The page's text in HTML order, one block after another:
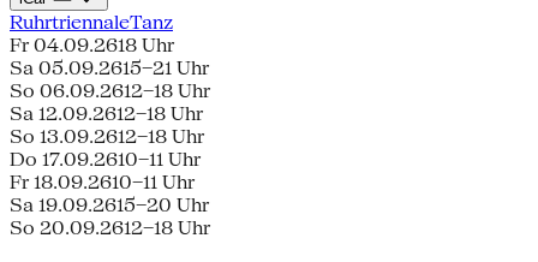
RuhrtriennaleTanz
Fr 04.09.2618 Uhr
Sa 05.09.2615–21 Uhr
So 06.09.2612–18 Uhr
Sa 12.09.2612–18 Uhr
So 13.09.2612–18 Uhr
Do 17.09.2610–11 Uhr
Fr 18.09.2610–11 Uhr
Sa 19.09.2615–20 Uhr
So 20.09.2612–18 Uhr